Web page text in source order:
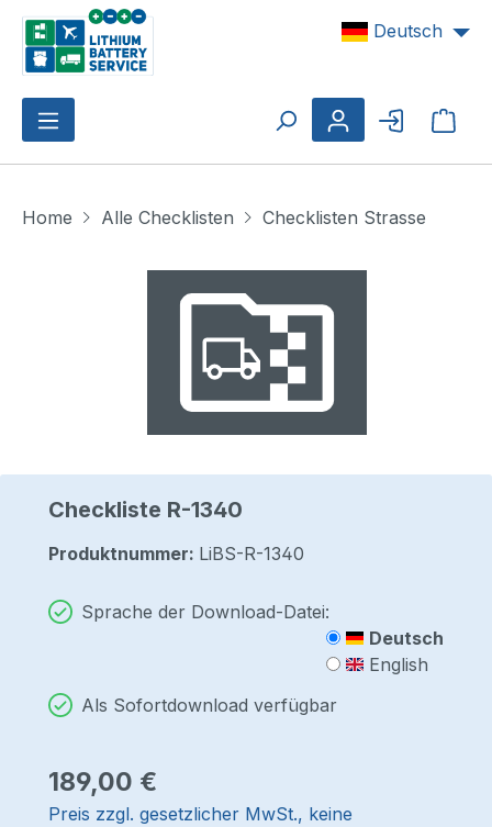
Zum Hauptinhalt springen Deutsch
Home Alle Checklisten
Checklisten Strasse
Checkliste R-1340
Produktnummer: LiBS-R-1340
Sprache der Download-Datei:
Deutsch
English
Als Sofortdownload verfügbar
Regulärer Preis:
189,00 €
Preis zzgl. gesetzlicher MwSt., keine